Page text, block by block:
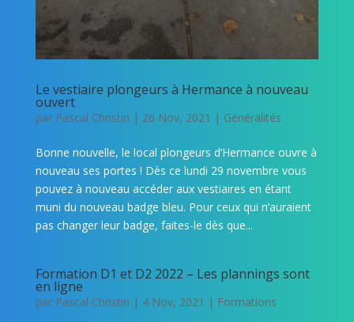
Le vestiaire plongeurs à Hermance à nouveau
ouvert
par Pascal Christin | 26 Nov, 2021 | Généralités
Bonne nouvelle, le local plongeurs d’Hermance ouvre à
nouveau ses portes ! Dès ce lundi 29 novembre vous
pouvez à nouveau accéder aux vestiaires en étant
muni du nouveau badge bleu. Pour ceux qui n’auraient
pas changer leur badge, faites-le dès que...
Formation D1 et D2 2022 – Les plannings sont
en ligne
par Pascal Christin | 4 Nov, 2021 | Formations